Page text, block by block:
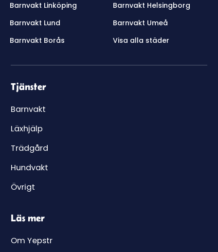
Barnvakt Linköping
Barnvakt Helsingborg
Barnvakt Lund
Barnvakt Umeå
Barnvakt Borås
Visa alla städer
Tjänster
Barnvakt
Läxhjälp
Trädgård
Hundvakt
Övrigt
Läs mer
Om Yepstr